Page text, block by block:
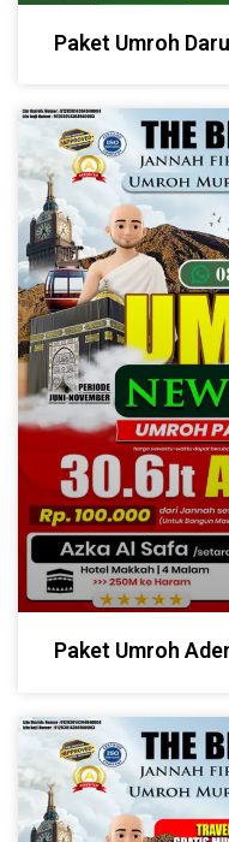
Paket Umroh
Paket Umroh